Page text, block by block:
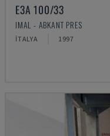
E3A 100/33
IMAL - ABKANT PRES
İTALYA 1997